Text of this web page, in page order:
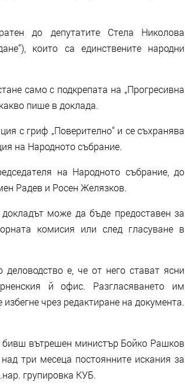
до депутатите Стела Николова
които са единствените народни
само с подкрепата на „Прогресивна
пише в доклада.
с гриф „Поверително“ и се съхранява
на Народното събрание.
на Народното събрание, до
Радев и Росен Желязков.
може да бъде предоставен за
комисия или след гласуване в
е, че от него стават ясни
й офис. Разгласяването им
чрез редактиране на документа.
бивш вътрешен министър Бойко Рашков
три месеца постоянните искания за
групировка КУБ.